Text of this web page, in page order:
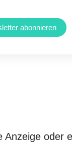
abonnieren
oder